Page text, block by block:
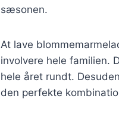
sæsonen.
At lave
involvere hele familien.
hele året rundt.
den perfekte